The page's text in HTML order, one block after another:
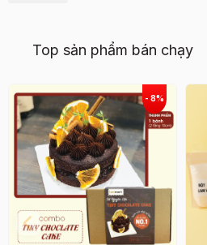
Top sản phẩm bán chạy